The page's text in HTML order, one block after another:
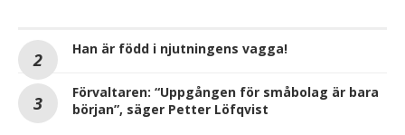
Han är född i njutningens vagga!
Förvaltaren: “Uppgången för småbolag är bara
början”, säger Petter Löfqvist